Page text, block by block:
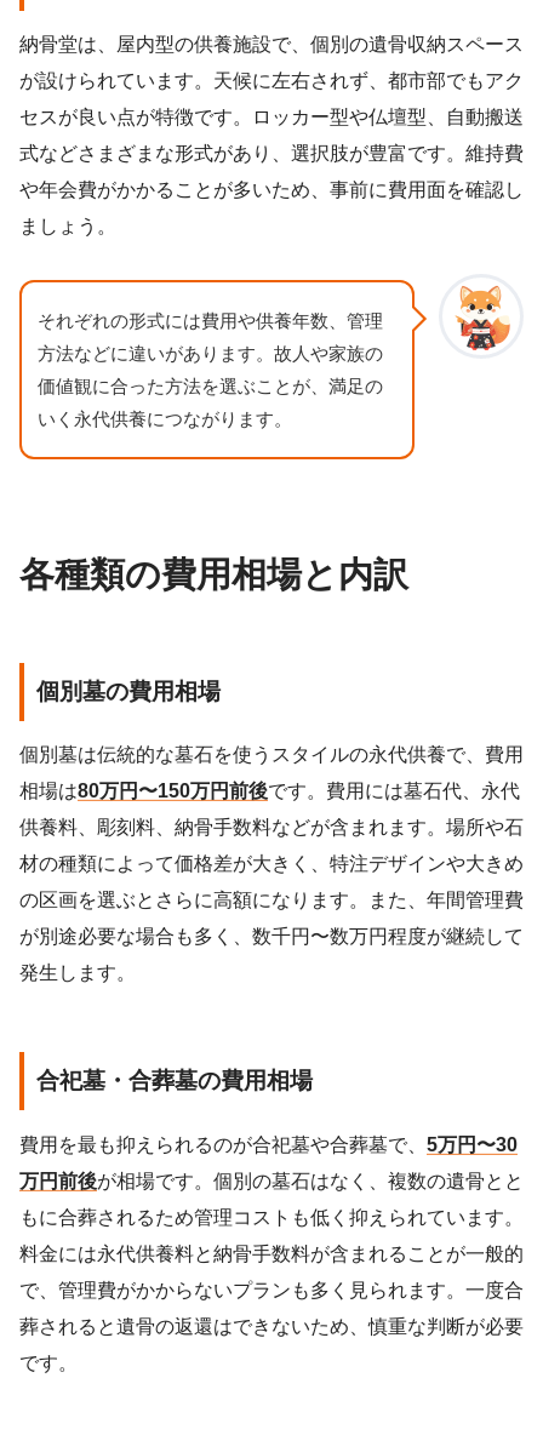
納骨堂は、屋内型の供養施設で、個別の遺骨収納スペース
が設けられています。天候に左右されず、都市部でもアク
セスが良い点が特徴です。ロッカー型や仏壇型、自動搬送
式などさまざまな形式があり、選択肢が豊富です。維持費
や年会費がかかることが多いため、事前に費用面を確認し
ましょう。
それぞれの形式には費用や供養年数、管理
方法などに違いがあります。故人や家族の
価値観に合った方法を選ぶことが、満足の
いく永代供養につながります。
各種類の費用相場と内訳
個別墓の費用相場
個別墓は伝統的な墓石を使うスタイルの永代供養で、費用
相場は80万円〜150万円前後です。費用には墓石代、永代
供養料、彫刻料、納骨手数料などが含まれます。場所や石
材の種類によって価格差が大きく、特注デザインや大きめ
の区画を選ぶとさらに高額になります。また、年間管理費
が別途必要な場合も多く、数千円〜数万円程度が継続して
発生します。
合祀墓・合葬墓の費用相場
費用を最も抑えられるのが合祀墓や合葬墓で、 5万円〜30
万円前後が相場です。個別の墓石はなく、複数の遺骨とと
もに合葬されるため管理コストも低く抑えられています。
料金には永代供養料と納骨手数料が含まれることが一般的
で、管理費がかからないプランも多く見られます。一度合
葬されると遺骨の返還はできないため、慎重な判断が必要
です。